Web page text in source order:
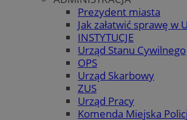
Prezydent miasta
Jak załatwić sprawę w
INSTYTUCJE
Urząd Stanu Cywilnego
OPS
Urząd Skarbowy
ZUS
Urząd Pracy
Komenda Miejska